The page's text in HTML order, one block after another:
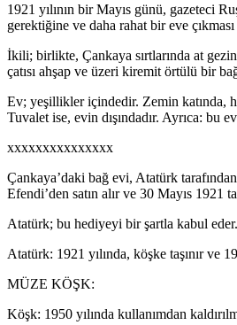
1921 yılının bir Mayıs günü, gazeteci
gerektiğine ve daha rahat bir eve
İkili; birlikte, Çankaya sırtlarında at
çatısı ahşap ve üzeri kiremit örtülü bir
Ev; yeşillikler içindedir. Zemin katında,
Tuvalet ise, evin dışındadır. Ayrıca: bu
xxxxxxxxxxxxxxx
Çankaya’daki bağ evi, Atatürk
Efendi’den satın alır ve 30 Mayıs 1921
Atatürk; bu hediyeyi bir şartla kabul
Atatürk: 1921 yılında, köşke taşınır ve
MÜZE KÖŞK:
Köşk: 1950 yılında kullanımdan